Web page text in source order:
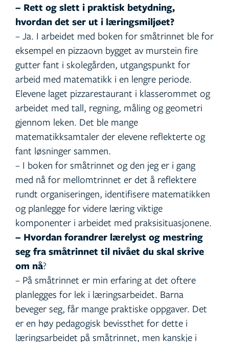
– Rett og slett i praktisk betydning,
hvordan det ser ut i læringsmiljøet?
– Ja. I arbeidet med boken for småtrinnet ble for
eksempel en pizzaovn bygget av murstein fire
gutter fant i skolegården, utgangspunkt for
arbeid med matematikk i en lengre periode.
Elevene laget pizzarestaurant i klasserommet og
arbeidet med tall, regning, måling og geometri
gjennom leken. Det ble mange
matematikksamtaler der elevene reflekterte og
fant løsninger sammen.
– I boken for småtrinnet og den jeg er i gang
med nå for mellomtrinnet er det å reflektere
rundt organiseringen, identifisere matematikken
og planlegge for videre læring viktige
komponenter i arbeidet med praksisituasjonene.
– Hvordan forandrer lærelyst og mestring
seg fra småtrinnet til nivået du skal skrive
om nå?
– På småtrinnet er min erfaring at det oftere
planlegges for lek i læringsarbeidet. Barna
beveger seg, får mange praktiske oppgaver. Det
er en høy pedagogisk bevissthet for dette i
læringsarbeidet på småtrinnet, men kanskje i